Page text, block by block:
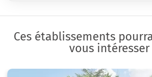
Ces établissements
vous intéresser